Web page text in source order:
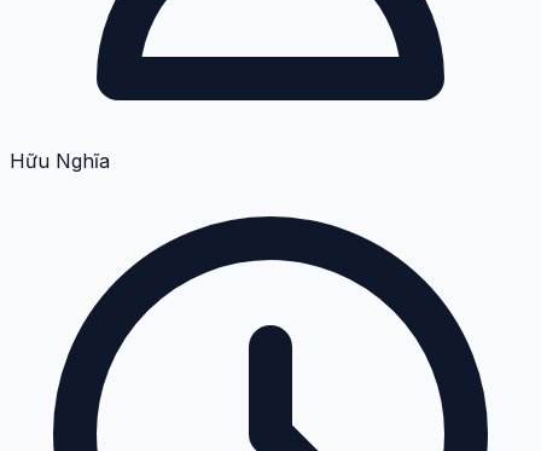
Hữu Nghĩa